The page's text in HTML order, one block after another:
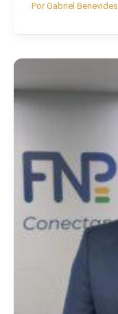
PorGabriel Benevides